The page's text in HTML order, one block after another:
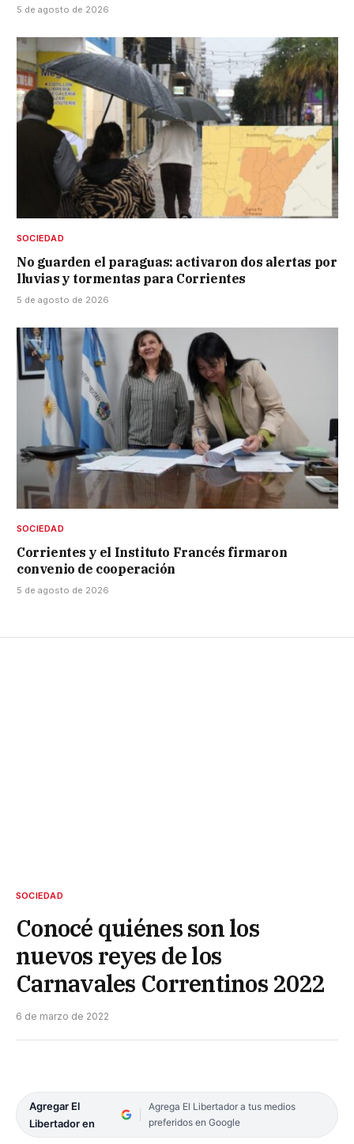
5 de agosto de 2026
SOCIEDAD
No guarden el paraguas: activaron dos alertas por
lluvias y tormentas para Corrientes
5 de agosto de 2026
SOCIEDAD
Corrientes y el Instituto Francés firmaron
convenio de cooperación
5 de agosto de 2026
SOCIEDAD
Conocé quiénes son los
nuevos reyes de los
Carnavales Correntinos 2022
6 de marzo de 2022
Agregar El
Libertador en
Agrega El Libertador a tus medios
preferidos en Google